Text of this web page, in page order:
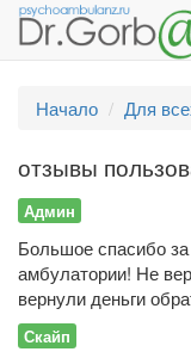
Начало
Для
отзывы
Админ
Большое спасибо
амбулатории! Не
вернули деньги
Скайп